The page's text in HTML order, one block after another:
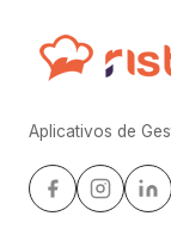
Aplicativos de